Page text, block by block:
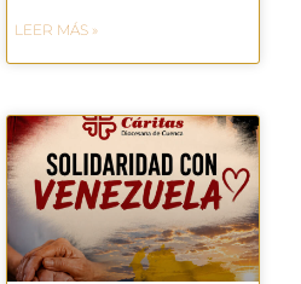
LEER MÁS »